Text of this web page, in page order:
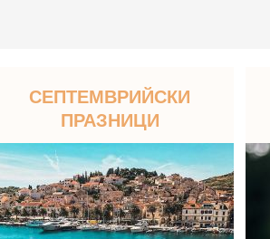
СЕПТЕМВРИЙСКИ
ПРАЗНИЦИ